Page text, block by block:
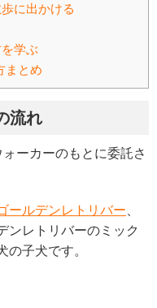
に出かける
学ぶ
まとめ
流れ
ーカーのもとに委託さ
ールデンレトリバー
ンレトリバーのミック
の子犬です。